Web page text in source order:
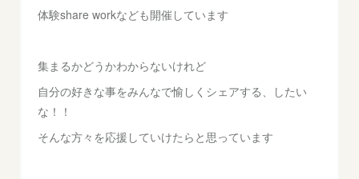
体験share workなども開催しています
集まるかどうかわからないけれど
自分の好きな事をみんなで愉しくシェアする、したい
な！！
そんな方々を応援していけたらと思っています